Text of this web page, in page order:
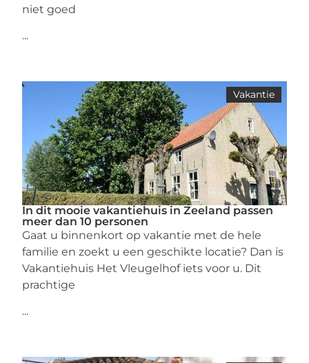
niet goed
...
Vakantie
In dit mooie vakantiehuis in Zeeland passen
meer dan 10 personen
Gaat u binnenkort op vakantie met de hele
familie en zoekt u een geschikte locatie? Dan is
Vakantiehuis Het Vleugelhof iets voor u. Dit
prachtige
...